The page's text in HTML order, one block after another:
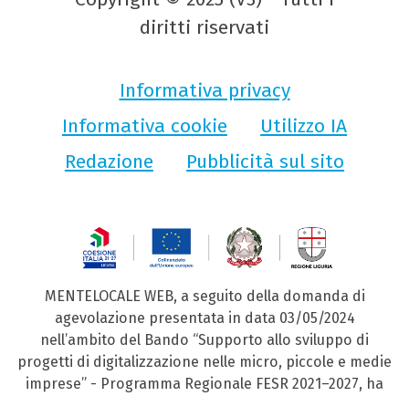
diritti riservati
Informativa privacy
Informativa cookie
Utilizzo IA
Redazione
Pubblicità sul sito
MENTELOCALE WEB, a seguito della domanda di
agevolazione presentata in data 03/05/2024
nell’ambito del Bando “Supporto allo sviluppo di
progetti di digitalizzazione nelle micro, piccole e medie
imprese” - Programma Regionale FESR 2021–2027, ha